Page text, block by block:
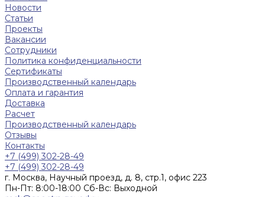
Новости
Статьи
Проекты
Вакансии
Сотрудники
Политика конфиденциальности
Сертификаты
Производственный календарь
Оплата и гарантия
Доставка
Расчет
Производственный календарь
Отзывы
Контакты
+7 (499) 302-28-49
+7 (499) 302-28-49
г. Москва, Научный проезд, д. 8, стр.1, офис 223
Пн-Пт: 8:00-18:00 Cб-Вс: Выходной